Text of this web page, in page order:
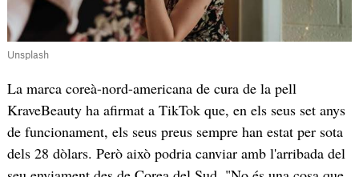
Unsplash
La marca coreà-nord-americana de cura de la pell
KraveBeauty ha afirmat a TikTok que, en els seus set anys
de funcionament, els seus preus sempre han estat per sota
dels 28 dòlars. Però això podria canviar amb l'arribada del